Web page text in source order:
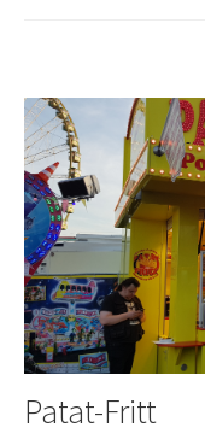
Patat-Fritt